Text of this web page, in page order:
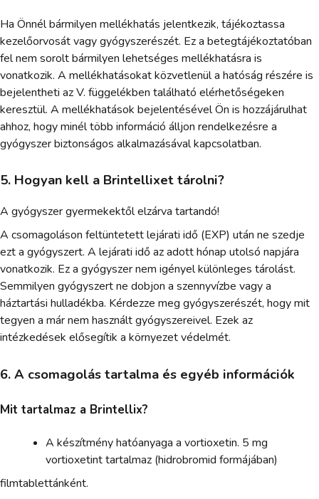
Ha Önnél bármilyen mellékhatás jelentkezik, tájékoztassa
kezelőorvosát vagy gyógyszerészét. Ez a betegtájékoztatóban
fel nem sorolt bármilyen lehetséges mellékhatásra is
vonatkozik. A mellékhatásokat közvetlenül a hatóság részére is
bejelentheti az V. függelékben található elérhetőségeken
keresztül. A mellékhatások bejelentésével Ön is hozzájárulhat
ahhoz, hogy minél több információ álljon rendelkezésre a
gyógyszer biztonságos alkalmazásával kapcsolatban.
5. Hogyan kell a Brintellixet tárolni?
A gyógyszer gyermekektől elzárva tartandó!
A csomagoláson feltüntetett lejárati idő (EXP) után ne szedje
ezt a gyógyszert. A lejárati idő az adott hónap utolsó napjára
vonatkozik. Ez a gyógyszer nem igényel különleges tárolást.
Semmilyen gyógyszert ne dobjon a szennyvízbe vagy a
háztartási hulladékba. Kérdezze meg gyógyszerészét, hogy mit
tegyen a már nem használt gyógyszereivel. Ezek az
intézkedések elősegítik a környezet védelmét.
6. A csomagolás tartalma és egyéb információk
Mit tartalmaz a Brintellix?
A készítmény hatóanyaga a vortioxetin. 5 mg
vortioxetint tartalmaz (hidrobromid formájában)
filmtablettánként.